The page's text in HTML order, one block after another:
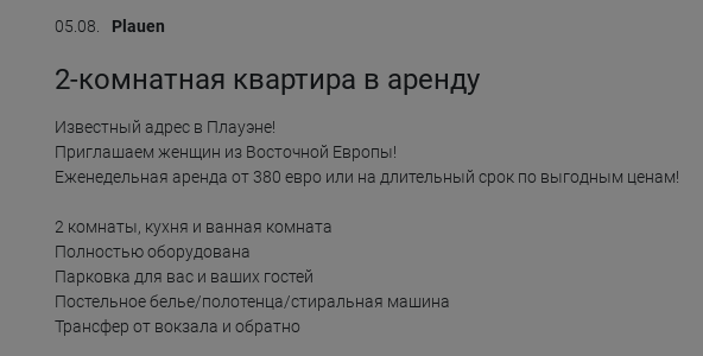
05.08. Plauen
2-комнатная квартира в аренду
Известный адрес в Плауэне!
Приглашаем женщин из Восточной Европы!
Еженедельная аренда от 380 евро или на длительный срок по выгодным ценам!
2 комнаты, кухня и ванная комната
Полностью оборудована
Парковка для вас и ваших гостей
Постельное белье/полотенца/стиральная машина
Трансфер от вокзала и обратно